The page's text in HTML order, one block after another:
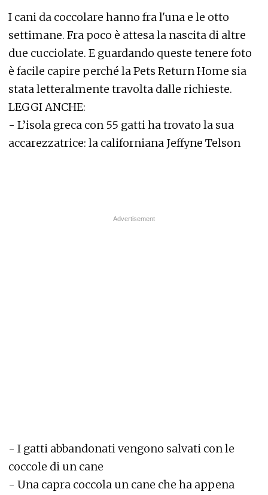
I cani da coccolare hanno fra l'una e le otto
settimane. Fra poco è attesa la nascita di altre
due cucciolate. E guardando queste tenere foto
è facile capire perché la Pets Return Home sia
stata letteralmente travolta dalle richieste.
LEGGI ANCHE:
- L’isola greca con 55 gatti ha trovato la sua
accarezzatrice: la californiana Jeffyne Telson
- I gatti abbandonati vengono salvati con le
coccole di un cane
- Una capra coccola un cane che ha appena